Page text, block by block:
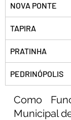
NOVA PONTE
TAPIRA
PRATINHA
PEDRINÓPOLIS
Como
Municipal